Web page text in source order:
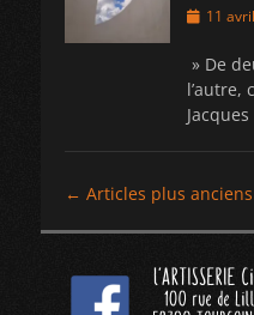
Posted
11
» De
l’autre,
des
← Articles plus anciens